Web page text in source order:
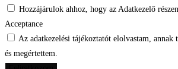
Hozzájárulok ahhoz, hogy az Adatkezelő
Acceptance
Az adatkezelési tájékoztatót elolvastam, annak
és megértettem.